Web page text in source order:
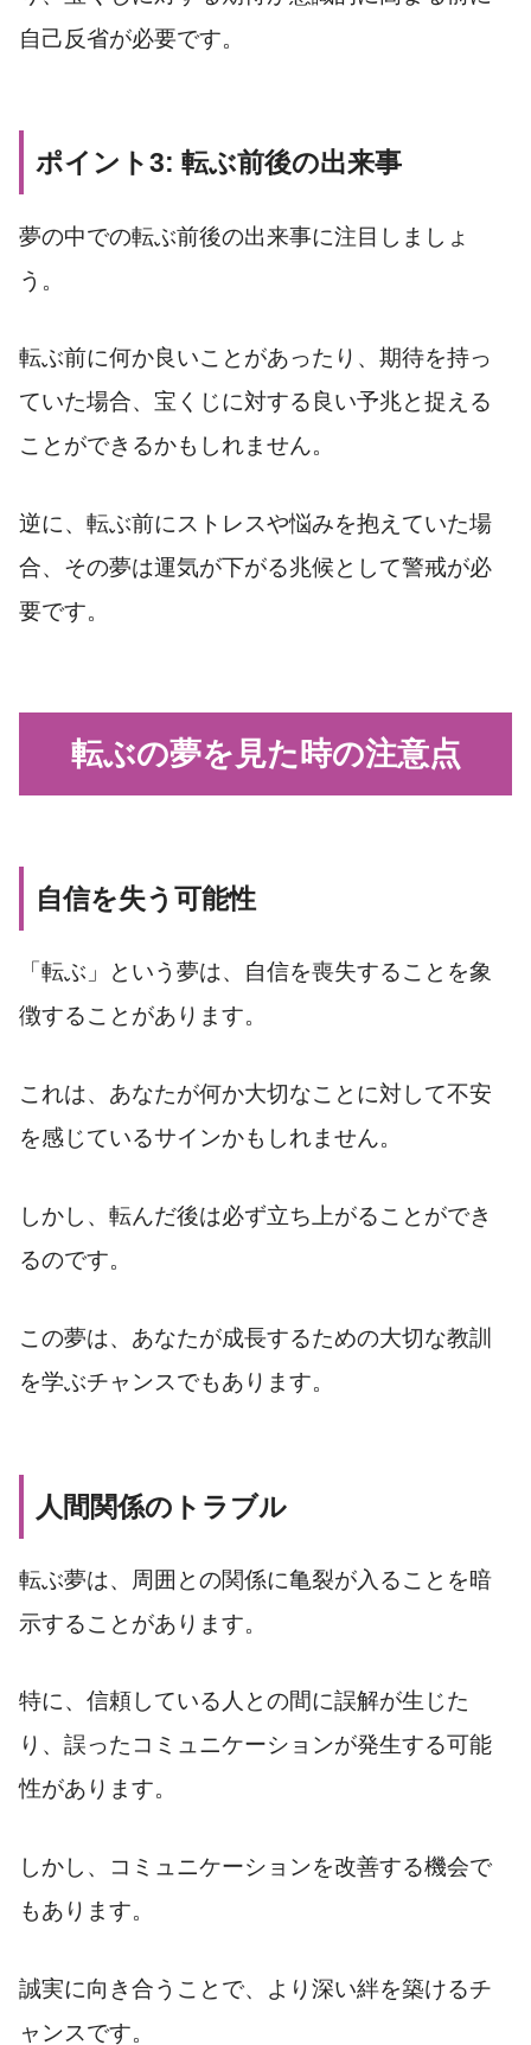
自己反省が必要です。
ポイント3: 転ぶ前後の出来事
夢の中での転ぶ前後の出来事に注目しましょ
う。
転ぶ前に何か良いことがあったり、期待を持っ
ていた場合、宝くじに対する良い予兆と捉える
ことができるかもしれません。
逆に、転ぶ前にストレスや悩みを抱えていた場
合、その夢は運気が下がる兆候として警戒が必
要です。
転ぶの夢を見た時の注意点
自信を失う可能性
「転ぶ」という夢は、自信を喪失することを象
徴することがあります。
これは、あなたが何か大切なことに対して不安
を感じているサインかもしれません。
しかし、転んだ後は必ず立ち上がることができ
るのです。
この夢は、あなたが成長するための大切な教訓
を学ぶチャンスでもあります。
人間関係のトラブル
転ぶ夢は、周囲との関係に亀裂が入ることを暗
示することがあります。
特に、信頼している人との間に誤解が生じた
り、誤ったコミュニケーションが発生する可能
性があります。
しかし、コミュニケーションを改善する機会で
もあります。
誠実に向き合うことで、より深い絆を築けるチ
ャンスです。